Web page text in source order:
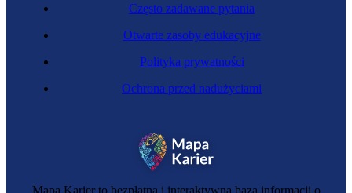
Często zadawane pytania
Otwarte zasoby edukacyjne
Polityka prywatności
Ochrona przed nadużyciami